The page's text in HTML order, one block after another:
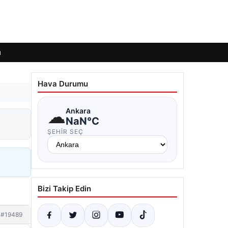
#19489
Hava Durumu
☁Ankara
NaN°C
ŞEHIR SEÇ
Bizi Takip Edin